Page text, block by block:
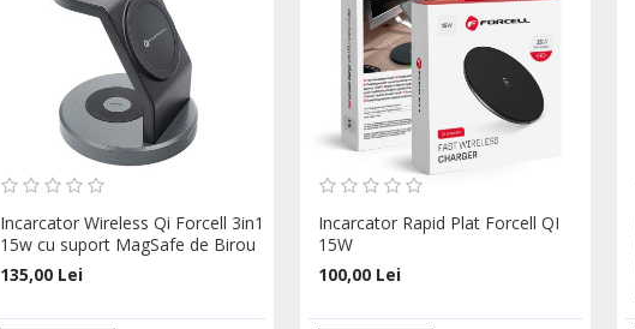
Incarcator Wireless Qi Forcell 3in1
15w cu suport MagSafe de Birou
135,00 Lei
Incarcator Rapid Plat Forcell QI
15W
100,00 Lei